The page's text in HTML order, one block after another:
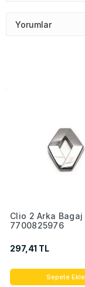
Yorumlar
Clio 2 Arka Bagaj
7700825976
297,41 TL
Sepete Ekle